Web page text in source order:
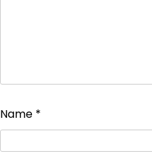
Name *